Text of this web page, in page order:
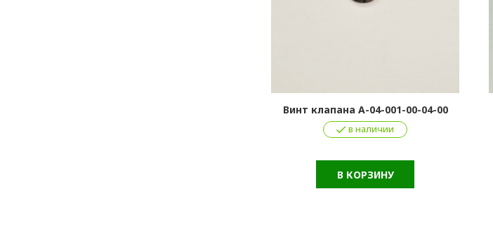
Винт клапана А-04-001-00-04-00
в наличии
В КОРЗИНУ